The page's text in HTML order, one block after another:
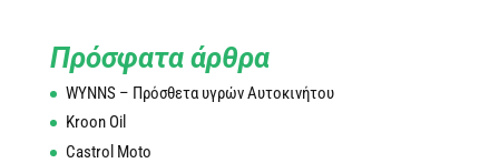
Πρόσφατα άρθρα
WYNNS – Πρόσθετα υγρών Αυτοκινήτου
Kroon Oil
Castrol Moto